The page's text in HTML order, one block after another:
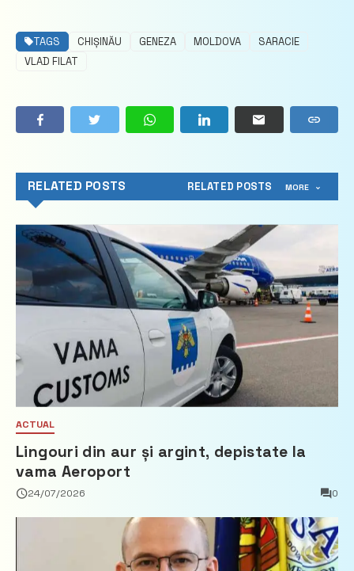
TAGS CHIȘINĂU GENEZA MOLDOVA
SARACIE
VLAD FILAT
RELATED POSTS RELATED POSTS MORE
ACTUAL
Lingouri din aur și argint, depistate la
vama Aeroport
24/07/2026 0